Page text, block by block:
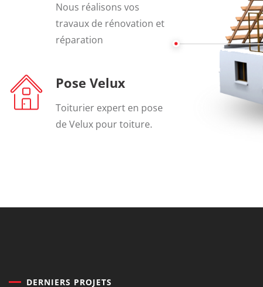
Nous réalisons vos
travaux de rénovation et
réparation
Pose Velux
Toiturier expert en pose
de Velux pour toiture.
DERNIERS PROJETS